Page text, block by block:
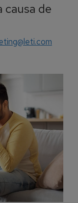
causa de